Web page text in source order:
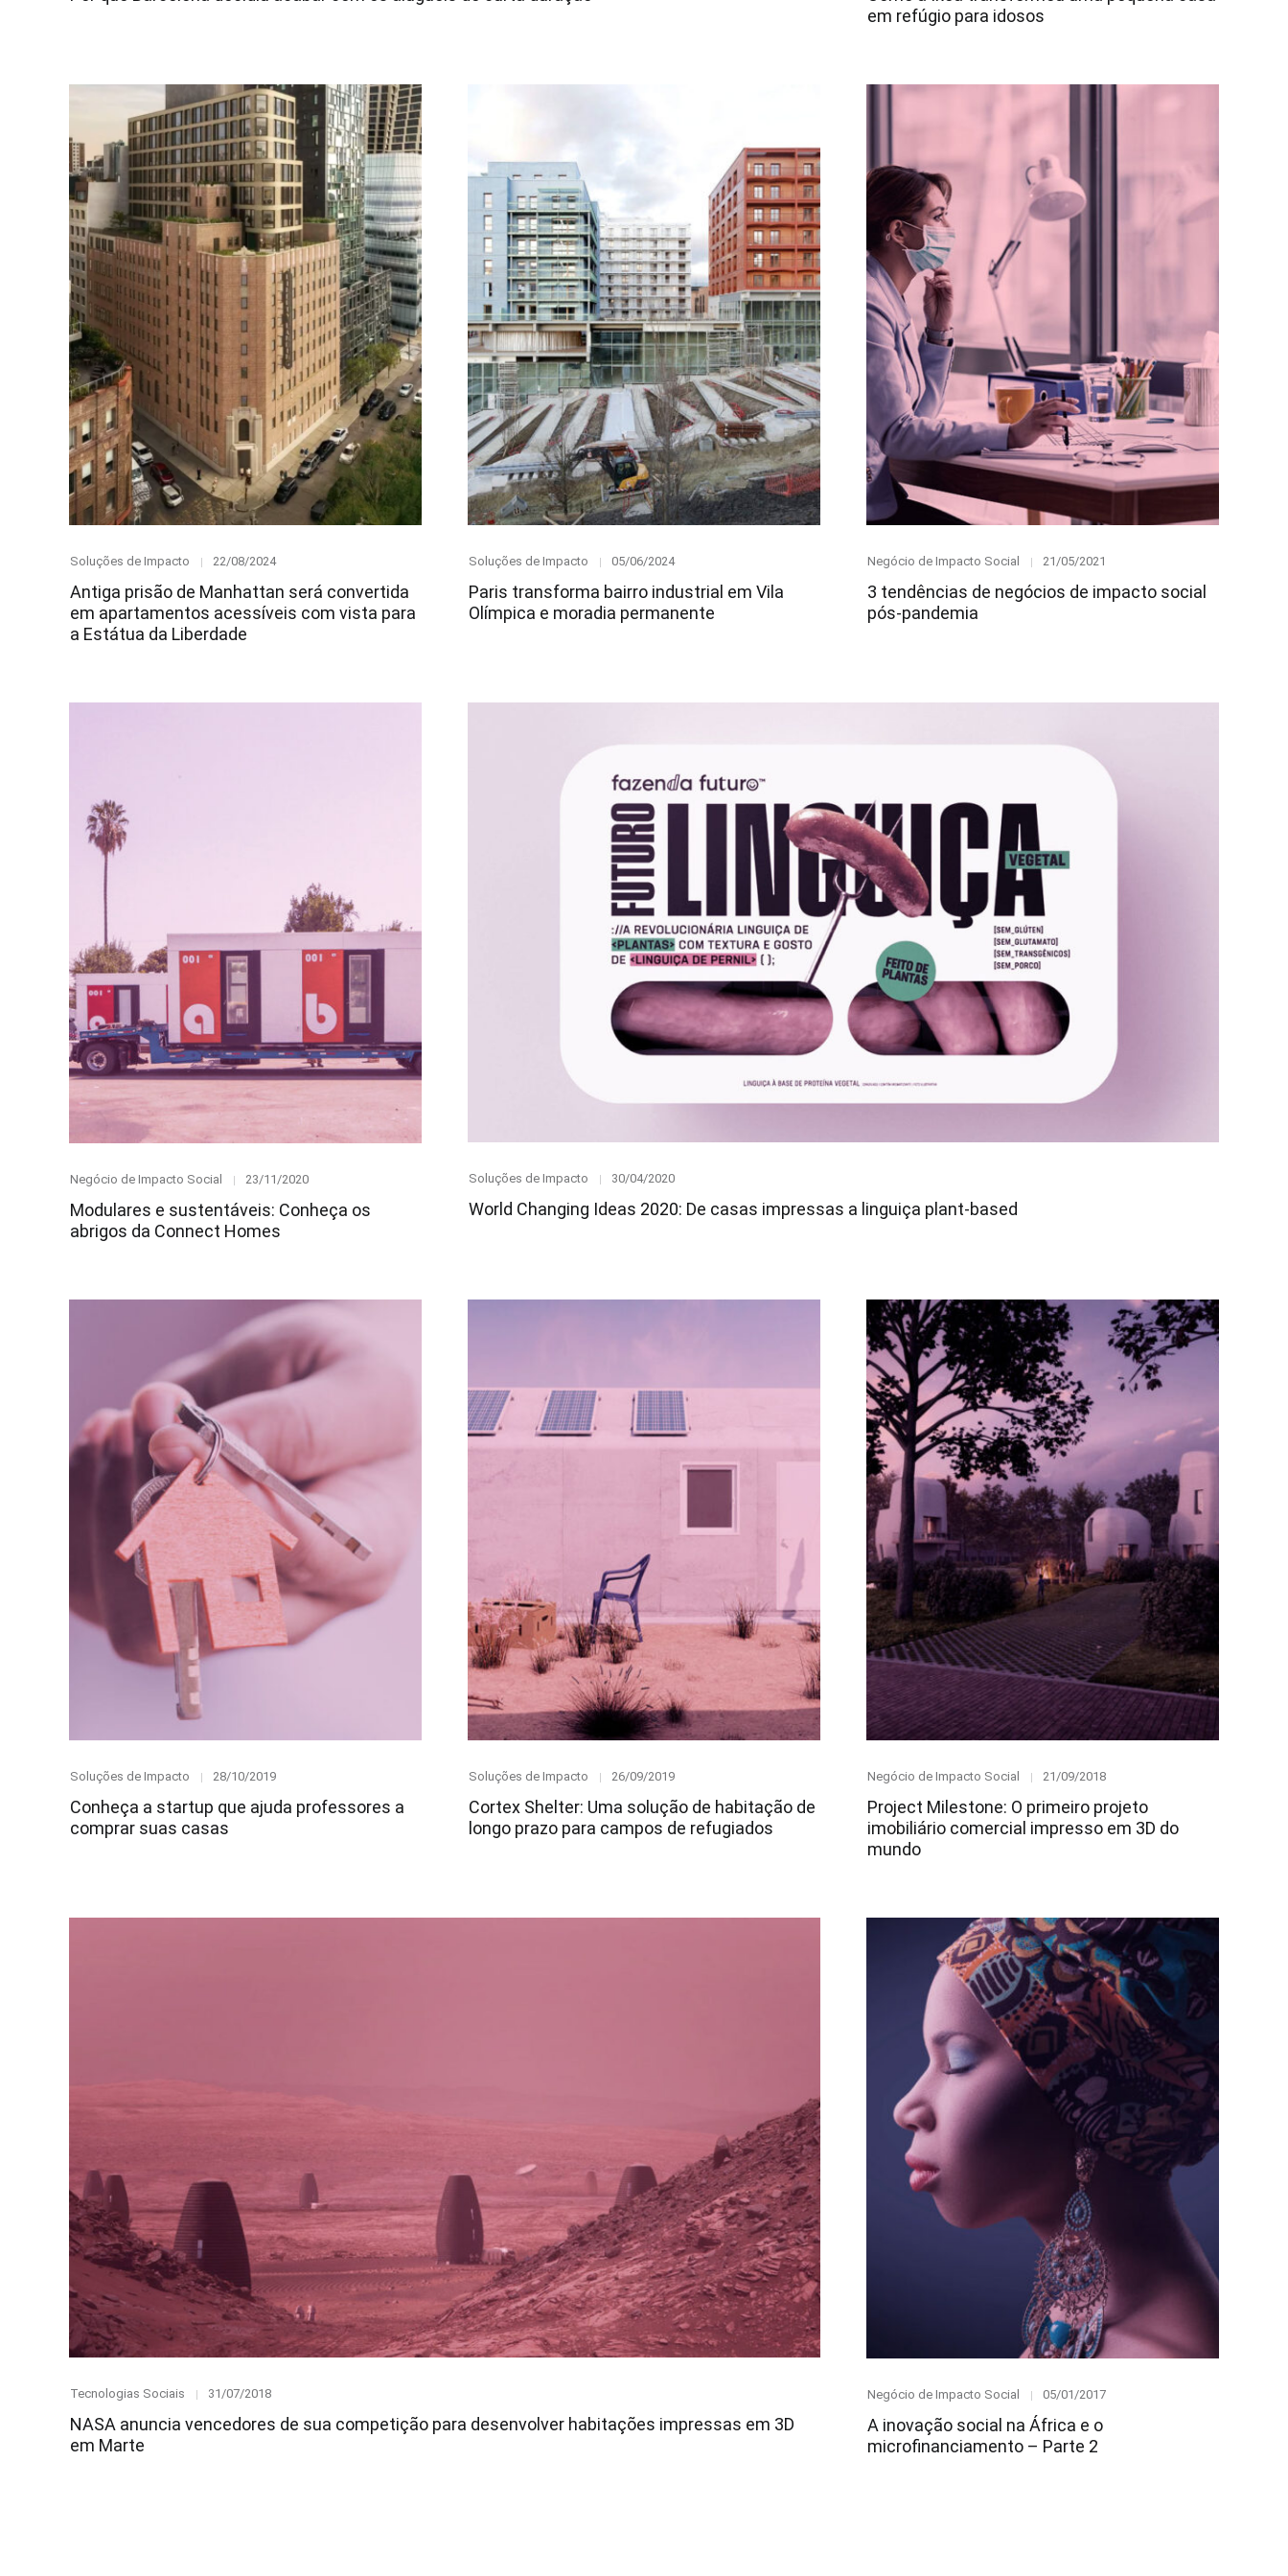
em refúgio para idosos
Category
Soluções de Impacto
Posted
22/08/2024
Antiga prisão de Manhattan será convertida
em apartamentos acessíveis com vista para
a Estátua da Liberdade
Category
Soluções de Impacto
Posted
05/06/2024
Paris transforma bairro industrial em Vila
Olímpica e moradia permanente
Category
Negócio de Impacto Social
Posted
21/05/2021
3 tendências de negócios de impacto social
pós-pandemia
Category
Negócio de Impacto Social
Posted
23/11/2020
Modulares e sustentáveis: Conheça os
abrigos da Connect Homes
Category
Soluções de Impacto
Posted
30/04/2020
World Changing Ideas 2020: De casas impressas a linguiça plant-based
Category
Soluções de Impacto
Posted
28/10/2019
Conheça a startup que ajuda professores a
comprar suas casas
Category
Soluções de Impacto
Posted
26/09/2019
Cortex Shelter: Uma solução de habitação de
longo prazo para campos de refugiados
Category
Negócio de Impacto Social
Posted
21/09/2018
Project Milestone: O primeiro projeto
imobiliário comercial impresso em 3D do
mundo
Category
Tecnologias Sociais
Posted
31/07/2018
NASA anuncia vencedores de sua competição para desenvolver habitações impressas em 3D
em Marte
Category
Negócio de Impacto Social
Posted
05/01/2017
A inovação social na África e o
microfinanciamento – Parte 2